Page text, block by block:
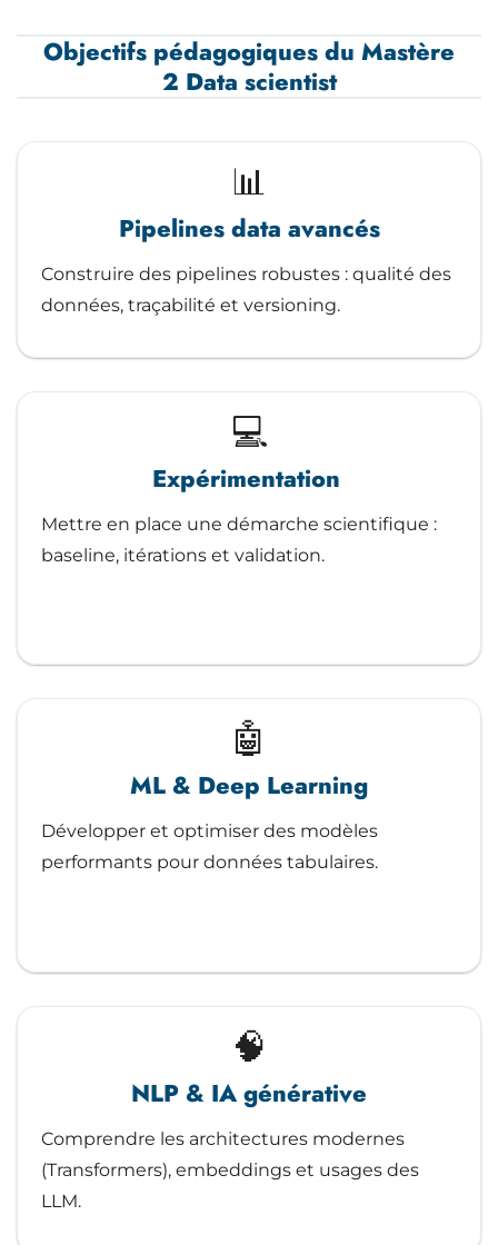
Objectifs pédagogiques du Mastère
2 Data scientist
📊
Pipelines data avancés
Construire des pipelines robustes : qualité des
données, traçabilité et versioning.
💻
Expérimentation
Mettre en place une démarche scientifique :
baseline, itérations et validation.
🤖
ML & Deep Learning
Développer et optimiser des modèles
performants pour données tabulaires.
🧠
NLP & IA générative
Comprendre les architectures modernes
(Transformers), embeddings et usages des
LLM.